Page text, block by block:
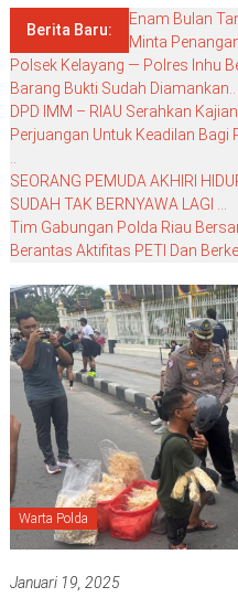
BlogBerita Baru:
Enam Bulan
Minta
Polsek Kelayang — Polres Inhu
Barang Bukti Sudah Diamankan..
DPD IMM – RIAU Serahkan
Perjuangan Untuk Keadilan
SEORANG PEMUDA AKHIRI
SUDAH TAK BERNYAWA LAGI …
Tim Gabungan Polda Riau
Berantas Aktifitas PETI Dan
Warta Polda
Januari 19, 2025